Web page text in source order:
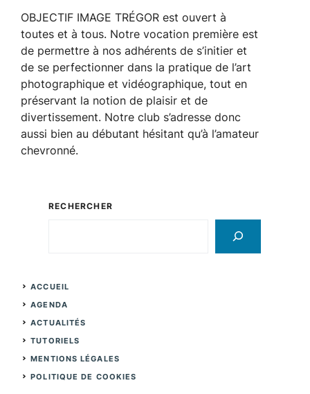
OBJECTIF IMAGE TRÉGOR est ouvert à
toutes et à tous. Notre vocation première est
de permettre à nos adhérents de s’initier et
de se perfectionner dans la pratique de l’art
photographique et vidéographique, tout en
préservant la notion de plaisir et de
divertissement. Notre club s’adresse donc
aussi bien au débutant hésitant qu’à l’amateur
chevronné.
RECHERCHER
ACCUEIL
AGENDA
ACTUALITÉS
TUTORIELS
MENTIONS LÉGALES
POLITIQUE DE COOKIES